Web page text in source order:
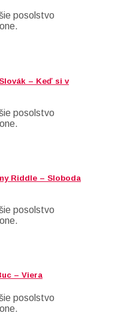
posolstvo
– Keď si v
posolstvo
Riddle – Sloboda
posolstvo
– Viera
posolstvo